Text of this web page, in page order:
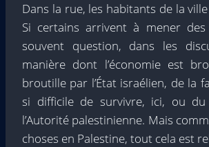
Dans la rue, les habitants de la
Si certains arrivent à mener
souvent question, dans les
manière dont l’économie est
broutille par l’État israélien, de la
si difficile de survivre, ici, ou
l’Autorité palestinienne. Mais
choses en Palestine, tout cela est